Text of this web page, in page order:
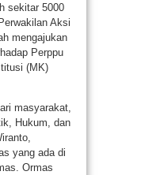
sekitar 5000
Aksi
mengajukan
Perppu
(MK)
masyarakat,
Hukum, dan
yang ada di
Ormas